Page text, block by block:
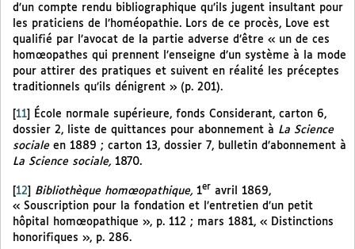
d’un compte rendu bibliographique qu’ils jugent insultant pour
les praticiens de l’homéopathie. Lors de ce procès, Love est
qualifié par l’avocat de la partie adverse d’être « un de ces
homœopathes qui prennent l’enseigne d’un système à la mode
pour attirer des pratiques et suivent en réalité les préceptes
traditionnels qu’ils dénigrent » (p. 201).
11
École normale supérieure, fonds Considerant, carton 6,
dossier 2, liste de quittances pour abonnement à La Science
sociale en 1889 ; carton 13, dossier 7, bulletin d’abonnement à
La Science sociale, 1870.
[12] Bibliothèque homœopathique, 1er avril 1869,
« Souscription pour la fondation et l’entretien d’un petit
hôpital homœopathique », p. 112 ; mars 1881, « Distinctions
honorifiques », p. 286.